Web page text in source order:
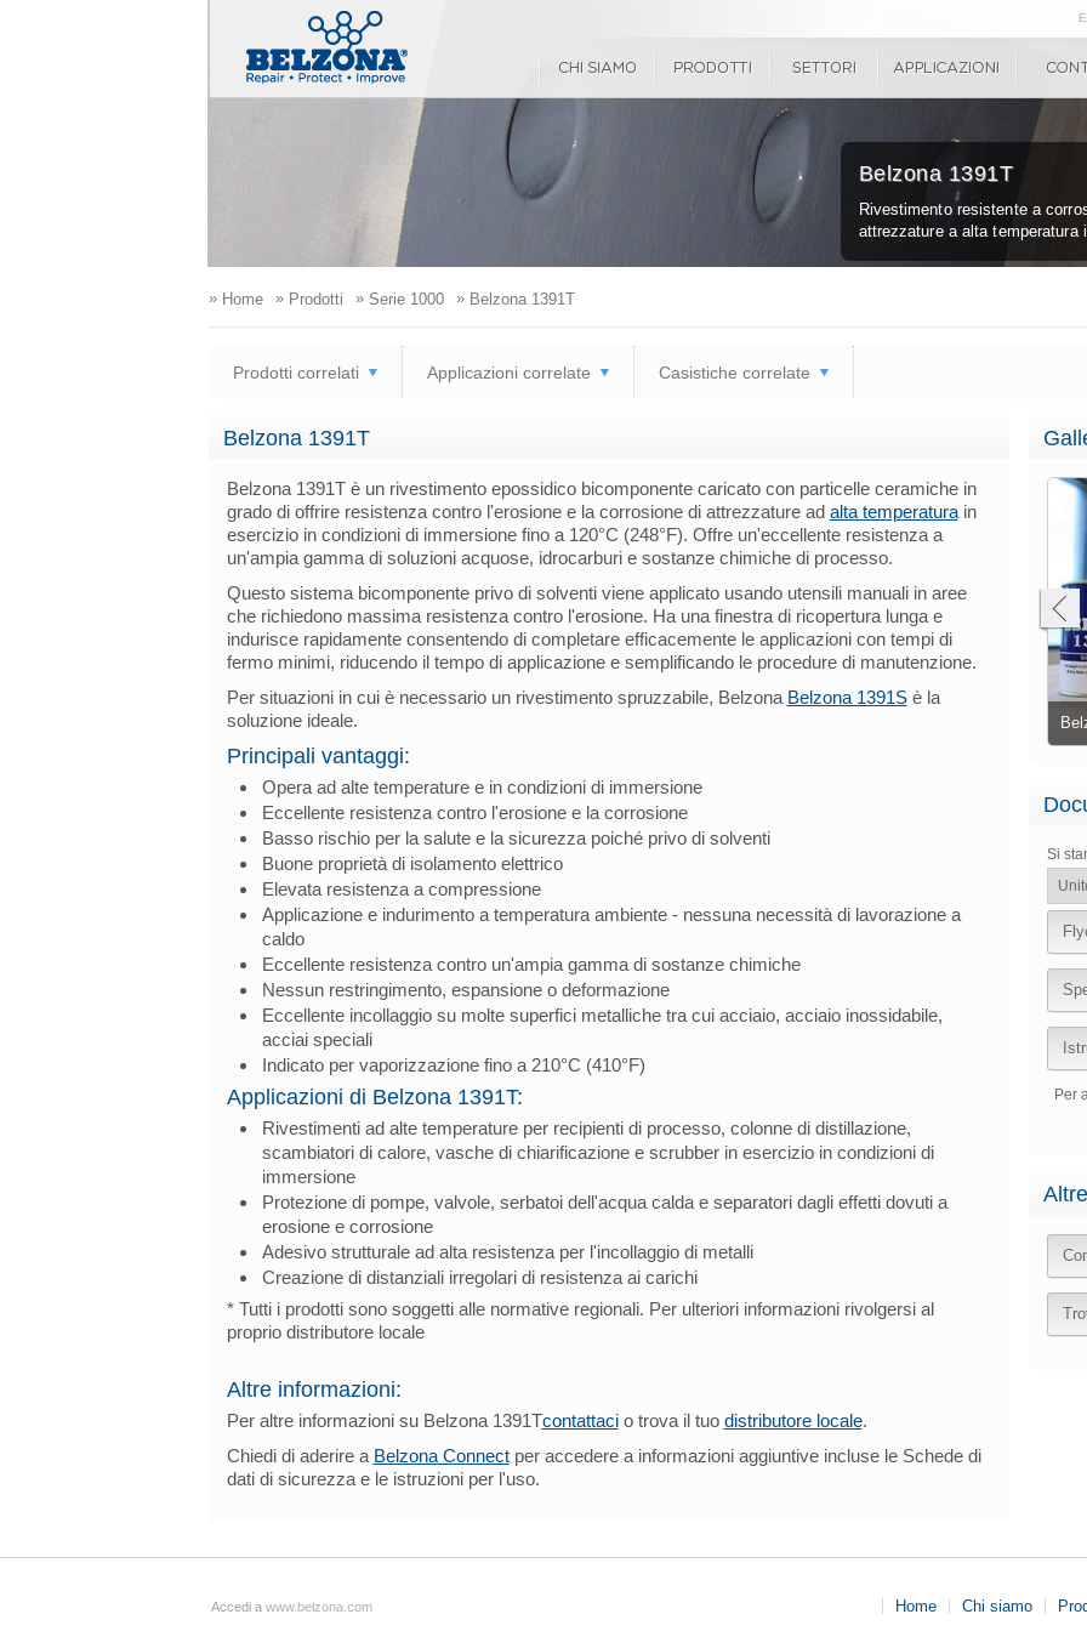
Belzona 1391T
Rivestimento resistente a
attrezzature a alta
»Home »Prodotti »Serie 1000 »Belzona 1391T
Prodotti correlati Applicazioni correlate Casistiche correlate
Belzona 1391T
Belzona 1391T è un rivestimento epossidico bicomponente caricato con particelle ceramiche in
grado di offrire resistenza contro l'erosione e la corrosione di attrezzature ad alta temperaturain
esercizio in condizioni di immersione fino a 120°C (248°F). Offre un'eccellente resistenza a
un'ampia gamma di soluzioni acquose, idrocarburi e sostanze chimiche di processo.
Questo sistema bicomponente privo di solventi viene applicato usando utensili manuali in aree
che richiedono massima resistenza contro l'erosione. Ha una finestra di ricopertura lunga e
indurisce rapidamente consentendo di completare efficacemente le applicazioni con tempi di
fermo minimi, riducendo il tempo di applicazione e semplificando le procedure di manutenzione.
Per situazioni in cui è necessario un rivestimento spruzzabile, Belzona Belzona 1391Sè la
soluzione ideale.
Principali vantaggi:
Opera ad alte temperature e in condizioni di immersione
Eccellente resistenza contro l'erosione e la corrosione
Basso rischio per la salute e la sicurezza poiché privo di solventi
Buone proprietà di isolamento elettrico
Elevata resistenza a compressione
Applicazione e indurimento a temperatura ambiente - nessuna necessità di lavorazione a
caldo
Eccellente resistenza contro un'ampia gamma di sostanze chimiche
Nessun restringimento, espansione o deformazione
Eccellente incollaggio su molte superfici metalliche tra cui acciaio, acciaio inossidabile,
acciai speciali
Indicato per vaporizzazione fino a 210°C (410°F)
Applicazioni di Belzona 1391T:
Rivestimenti ad alte temperature per recipienti di processo, colonne di distillazione,
scambiatori di calore, vasche di chiarificazione e scrubber in esercizio in condizioni di
immersione
Protezione di pompe, valvole, serbatoi dell'acqua calda e separatori dagli effetti dovuti a
erosione e corrosione
Adesivo strutturale ad alta resistenza per l'incollaggio di metalli
Creazione di distanziali irregolari di resistenza ai carichi
* Tutti i prodotti sono soggetti alle normative regionali. Per ulteriori informazioni rivolgersi al
proprio distributore locale
Altre informazioni:
Per altre informazioni su Belzona 1391Tcontattacio trova il tuo distributore locale.
Chiedi di aderire a Belzona Connectper accedere a informazioni aggiuntive incluse le Schede di
dati di sicurezza e le istruzioni per l'uso.
Estremità di tubo e fronti flangia protetti dalla
Si
Per
Accedi a www.belzona.com Home Chi siamo